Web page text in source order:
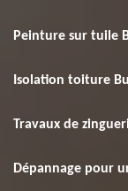
Peinture sur tuile
Isolation toiture
Travaux de
Dépannage pour